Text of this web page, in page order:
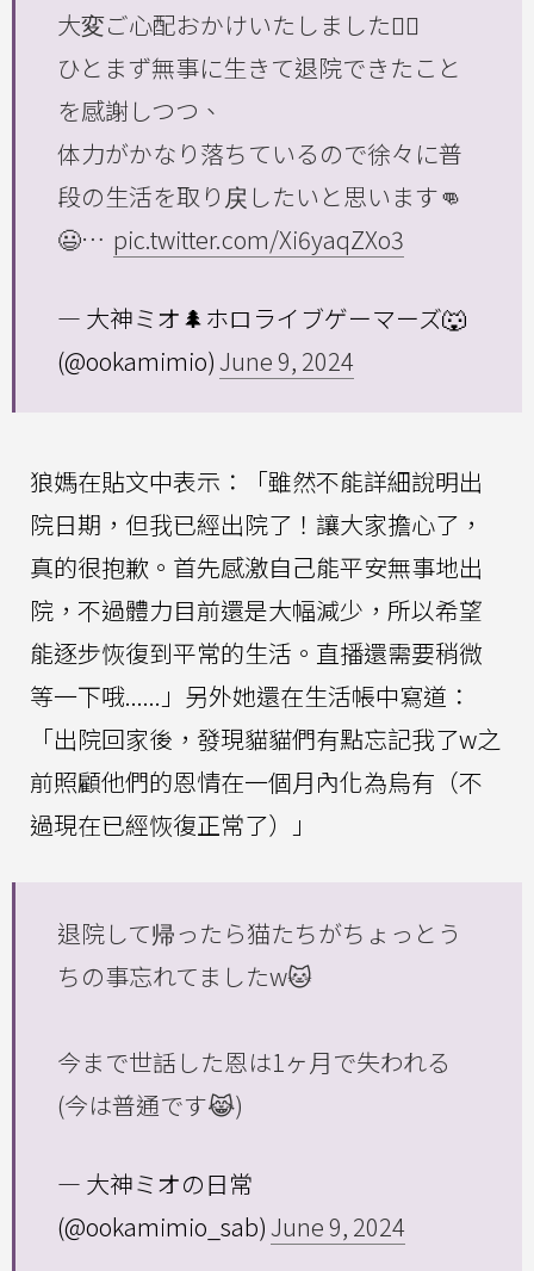
大変ご心配おかけいたしました🙇‍♂️
ひとまず無事に生きて退院できたこと
を感謝しつつ、
体力がかなり落ちているので徐々に普
段の生活を取り戻したいと思います👊
😃… pic.twitter.com/Xi6yaqZXo3
— 大神ミオ🌲ホロライブゲーマーズ🐺
(@ookamimio) June 9, 2024
狼媽在貼文中表示：「雖然不能詳細說明出
院日期，但我已經出院了！讓大家擔心了，
真的很抱歉。首先感激自己能平安無事地出
院，不過體力目前還是大幅減少，所以希望
能逐步恢復到平常的生活。直播還需要稍微
等一下哦......」另外她還在生活帳中寫道：
「出院回家後，發現貓貓們有點忘記我了w之
前照顧他們的恩情在一個月內化為烏有（不
過現在已經恢復正常了）」
退院して帰ったら猫たちがちょっとう
ちの事忘れてましたw🐱
今まで世話した恩は1ヶ月で失われる
(今は普通です😹)
— 大神ミオの日常
(@ookamimio_sab) June 9, 2024